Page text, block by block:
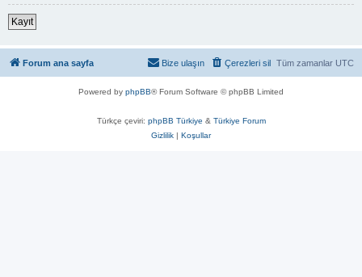
Kayıt
Forum ana sayfa Tüm zamanlar UTC
Çerezleri sil
Bize ulaşın
Powered by phpBB® Forum Software © phpBB Limited
Türkçe çeviri: phpBB Türkiye & Türkiye Forum
Gizlilik | Koşullar